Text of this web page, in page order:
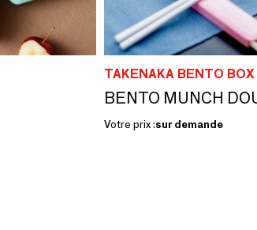
TAKENAKA BENTO BOX
BENTO MUNCH
Votre prix :sur demande